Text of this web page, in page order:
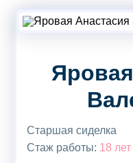
Старшая сиделка
Стаж работы: 18 лет